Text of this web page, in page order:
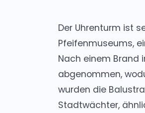
Der Uhrenturm ist
Pfeifenmuseums,
Nach einem Brand
abgenommen,
wurden die
Stadtwächter,